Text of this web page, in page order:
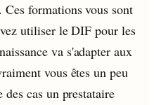
formations vous sont
utiliser le DIF pour les
va s'adapter aux
vous êtes un peu
cas un prestataire